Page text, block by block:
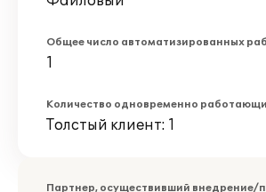
Общее число автоматизированных
1
Количество одновременно
Толстый клиент: 1
Партнер, осуществивший внедрение/